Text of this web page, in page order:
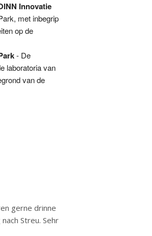
Innovatie
met inbegrip
op de
- De
laboratoria van
van de
gerne drinne
Streu. Sehr